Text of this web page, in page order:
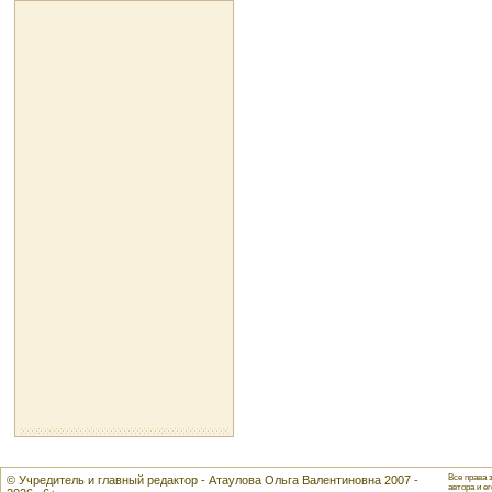
© Учредитель и главный редактор - Атаулова Ольга Валентиновна 2007 -
Все права
автора и